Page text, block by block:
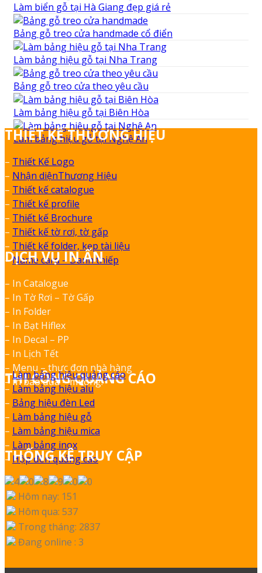
Làm biển gỗ tại Hà Giang đẹp giá rẻ
Bảng gỗ treo cửa handmade cổ điển
Làm bảng hiệu gỗ tại Nha Trang
Bảng gỗ treo cửa theo yêu cầu
Làm bảng hiệu gỗ tại Biên Hòa
Làm bảng hiệu gỗ tại Nghệ An
THIẾT KẾ THƯƠNG HIỆU
– Thiết Kế Logo
– Nhận diệnThương Hiệu
– Thiết kế catalogue
– Thiết kế profile
– Thiết kế Brochure
– Thiết kế tờ rơi, tờ gấp
– Thiết kế folder, kẹp tài liệu
–Name card – Danh thiếp
DỊCH VỤ IN ẤN
– In Catalogue
– In Tờ Rơi – Tờ Gấp
– In Folder
– In Bạt Hiflex
– In Decal – PP
– In Lịch Tết
– Menu – thực đơn nhà hàng
– In bao đũa – muỗng.
THI CÔNG QUẢNG CÁO
–Làm bảng hiệu quảng cáo
– Làm bảng hiệu alu
– Bảng hiệu đèn Led
– Làm bảng hiệu gỗ
– Làm bảng hiệu mica
– Làm bảng inox
– Hộp đèn quảng cáo
THỐNG KÊ TRUY CẬP
Hôm nay: 151
Hôm qua: 537
Trong tháng: 2837
Đang online : 3